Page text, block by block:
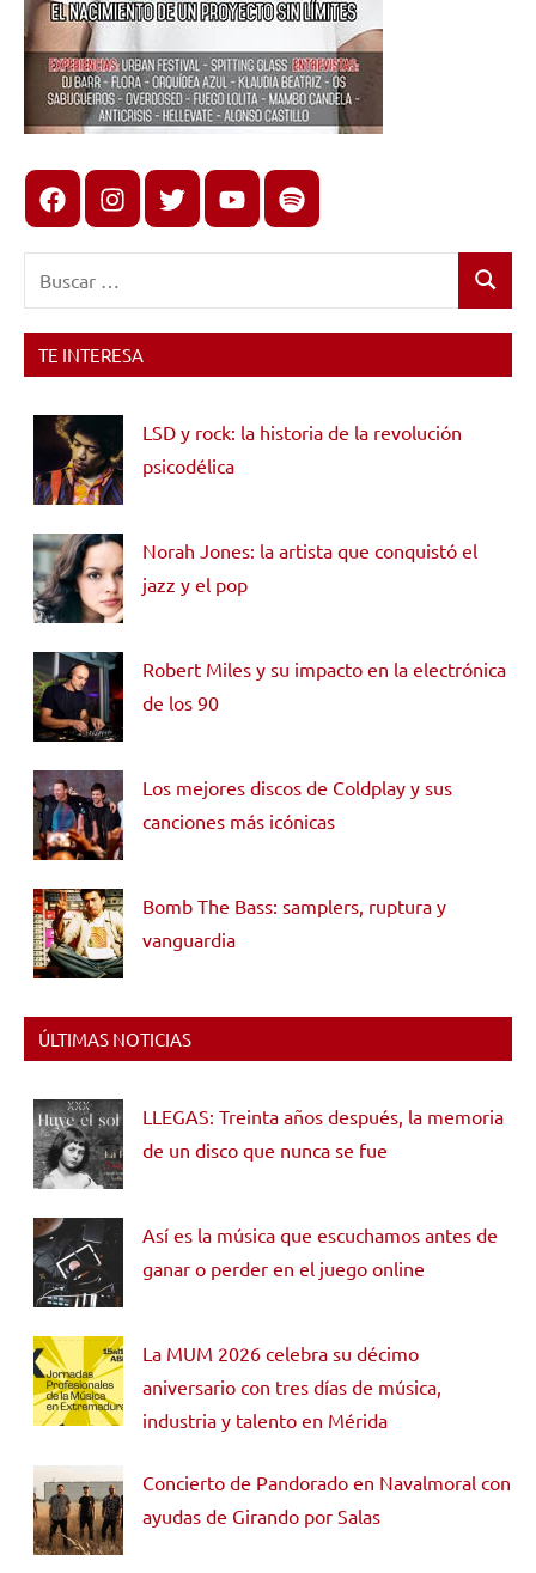
FacebookInstagram
X youtubespotify
Buscar
TE INTERESA
LSD y rock: la historia de la revolución
psicodélica
Norah Jones: la artista que conquistó el
jazz y el pop
Robert Miles y su impacto en la electrónica
de los 90
Los mejores discos de Coldplay y sus
canciones más icónicas
Bomb The Bass: samplers, ruptura y
vanguardia
ÚLTIMAS NOTICIAS
LLEGAS: Treinta años después, la memoria
de un disco que nunca se fue
Así es la música que escuchamos antes de
ganar o perder en el juego online
La MUM 2026 celebra su décimo
aniversario con tres días de música,
industria y talento en Mérida
Concierto de Pandorado en Navalmoral con
ayudas de Girando por Salas